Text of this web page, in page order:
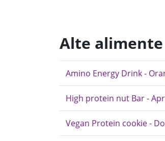
Alte
Amino Energy Drink -
High protein nut Bar -
Vegan Protein cookie -